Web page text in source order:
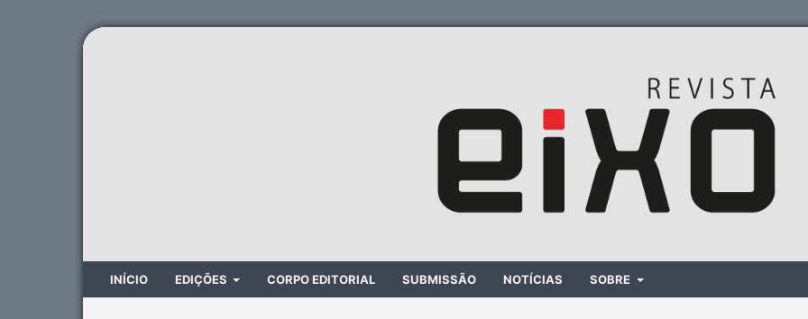
INÍCIO EDIÇÕES CORPO EDITORIAL SUBMISSÃO NOTÍCIAS SOBRE